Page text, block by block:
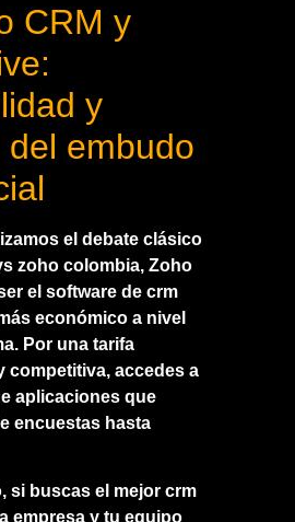
CRM y
y
del embudo
el debate clásico
zoho colombia, Zoho
elsoftware de crm
económico a nivel
Por una tarifa
competitiva, accedes a
aplicaciones que
encuestas hasta
si buscas el mejor crm
empresa y tu equipo